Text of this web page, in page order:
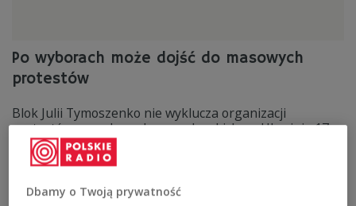
Po wyborach może dojść do masowych
protestów
Blok Julii Tymoszenko nie wyklucza organizacji
protestów po wyborach prezydenckich na Ukrainie 17
stycznia.
Zobacz więcej na temat:
Dbamy o Twoją prywatność